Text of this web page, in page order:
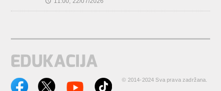
© 2014-2024 Sva prava zadržana.